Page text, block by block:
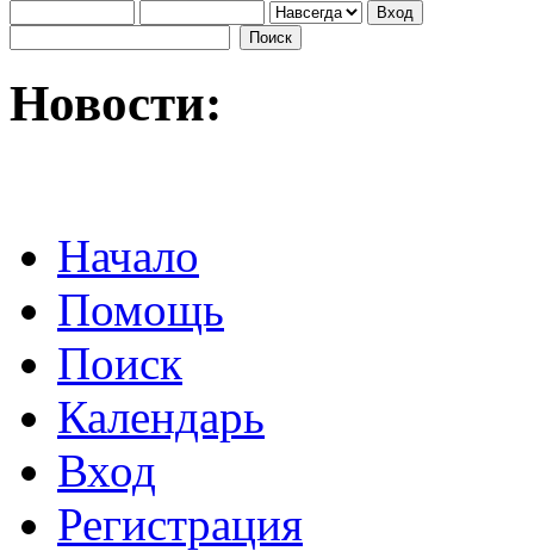
Новости:
Начало
Помощь
Поиск
Календарь
Вход
Регистрация